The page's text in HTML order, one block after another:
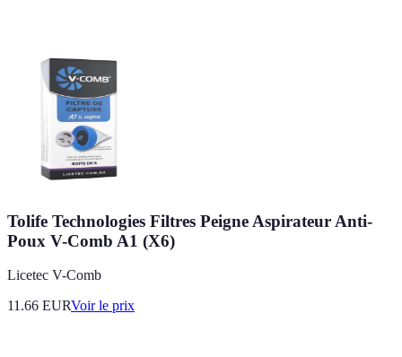
Tolife Technologies Filtres Peigne Aspirateur Anti-
Poux V-Comb A1 (X6)
Licetec V-Comb
11.66 EURVoir le prix